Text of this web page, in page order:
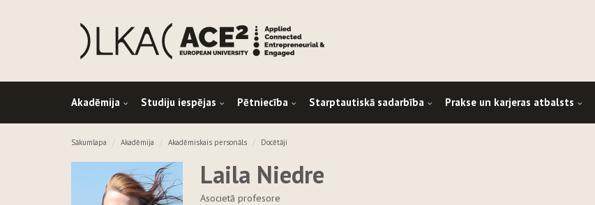
Akadēmija Studiju iespējas Pētniecība Starptautiskā sadarbība Prakse un karjeras atbalsts
Sākumlapa Akadēmija Akadēmiskais personāls Docētāji
Laila Niedre
Asocietā profesore